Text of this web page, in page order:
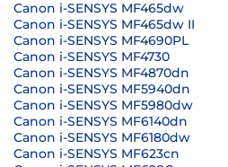
Canon i-SENSYS MF465dw
Canon i-SENSYS MF465dw II
Canon i-SENSYS MF4690PL
Canon i-SENSYS MF4730
Canon i-SENSYS MF4870dn
Canon i-SENSYS MF5940dn
Canon i-SENSYS MF5980dw
Canon i-SENSYS MF6140dn
Canon i-SENSYS MF6180dw
Canon i-SENSYS MF623cn